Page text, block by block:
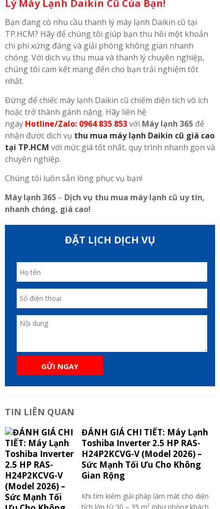
Lý Máy Lạnh Daikin Cũ Của Bạn!
Bạn đang có nhu cầu thanh lý máy lạnh Daikin cũ tại
TP.HCM? Hãy để chúng tôi giúp bạn thu hồi một khoản
chi phí xứng đáng và giải phóng không gian nhanh
chóng. Với dịch vụ thu mua và thanh lý chuyên nghiệp,
chúng tôi cam kết mang đến cho bạn trải nghiệm tốt
nhất.
Đừng để chiếc máy lạnh Daikin cũ chiếm diện tích vô ích
hoặc trở thành gánh nặng. Hãy liên hệ
ngay Hotline/Zalo: 0964 835 853với Máy lạnh 365 để
nhận được dịch vụ thu mua máy lạnh Daikin cũ giá cao
tại TP.HCM với mức giá tốt nhất, quy trình nhanh gọn và
chuyên nghiệp.
Chúng tôi luôn sẵn lòng phục vụ bạn!
Máy lạnh 365 – Dịch vụ thu mua máy lạnh cũ uy tín,
nhanh chóng, giá cao!
ĐẶT LỊCH DỊCH VỤ
GỬI NGAY
TIN LIÊN QUAN
ĐÁNH GIÁ CHI TIẾT: Máy Lạnh
Toshiba Inverter 2.5 HP RAS-
H24P2KCVG-V (Model 2026) –
Sức Mạnh Tối Ưu Cho Không
Gian Rộng
Khi tìm kiếm giải pháp làm mát cho diện
tích lớn từ 30 – 35 m² (như phòng khách